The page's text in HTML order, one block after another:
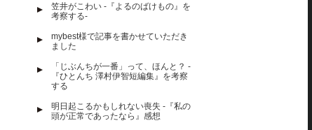
笠井がこわい -『よるのばけもの』を
考察する-
mybest様で記事を書かせていただき
ました
「じぶんちが一番」って、ほんと？ -
『ひとんち 澤村伊智短編集』を考察
する
明日起こるかもしれない喪失 -『私の
頭が正常であったなら』感想